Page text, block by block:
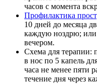
часов с момента
Профилактика
10 дней до месяца
каждую ноздрю;
вечером.
Схема для терапии:
в нос по 5 капель
часа не менее пяти
течение дня через